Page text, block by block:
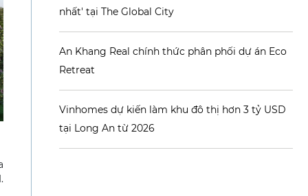
nhất' tại The Global City
An Khang Real chính thức phân phối dự án Eco
Retreat
Vinhomes dự kiến làm khu đô thị hơn 3 tỷ USD
tại Long An từ 2026